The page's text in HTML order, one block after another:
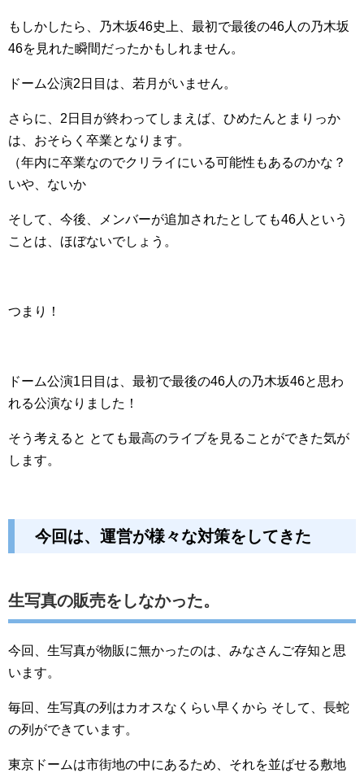
もしかしたら、乃木坂46史上、最初で最後の46人の乃木坂
46を見れた瞬間だったかもしれません。
ドーム公演2日目は、若月がいません。
さらに、2日目が終わってしまえば、ひめたんとまりっか
は、おそらく卒業となります。
（年内に卒業なのでクリライにいる可能性もあるのかな？
いや、ないか
そして、今後、メンバーが追加されたとしても46人という
ことは、ほぼないでしょう。
つまり！
ドーム公演1日目は、最初で最後の46人の乃木坂46と思わ
れる公演なりました！
そう考えると とても最高のライブを見ることができた気が
します。
今回は、運営が様々な対策をしてきた
生写真の販売をしなかった。
今回、生写真が物販に無かったのは、みなさんご存知と思
います。
毎回、生写真の列はカオスなくらい早くから そして、長蛇
の列ができています。
東京ドームは市街地の中にあるため、それを並ばせる敷地